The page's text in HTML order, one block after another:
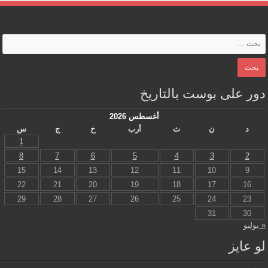
دور على بوست بالتاريخ
أغسطس 2026
د
ن ث أرب خ ج
س
1
2
3
4
5
6
7
8
9
10
11
12
13
14
15
16
17
18
19
20
21
22
23
24
25
26
27
28
29
30
31
« يوليو
لو عايز